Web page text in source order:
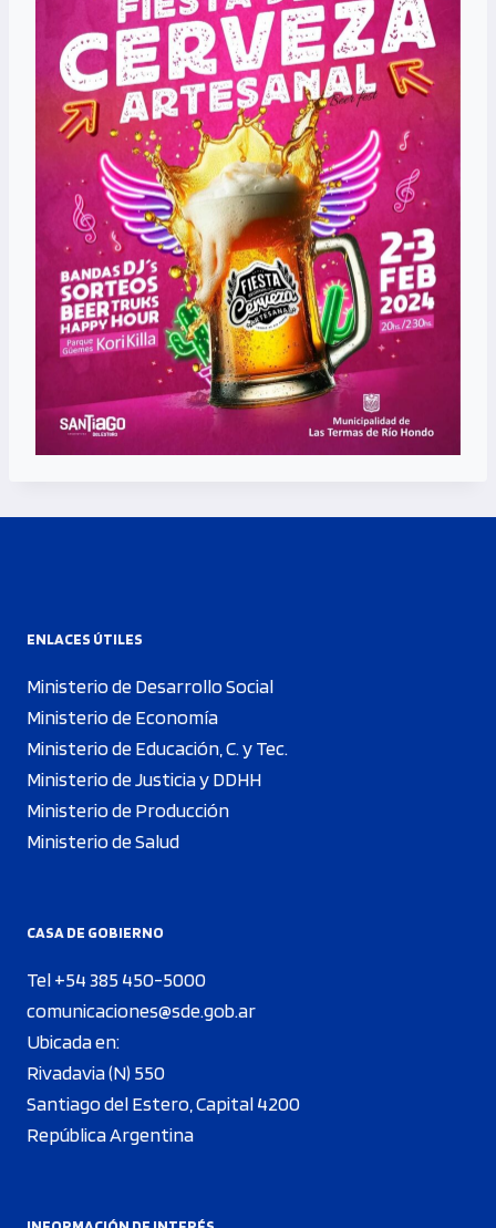
ENLACES ÚTILES
Ministerio de Desarrollo Social
Ministerio de Economía
Ministerio de Educación, C. y Tec.
Ministerio de Justicia y DDHH
Ministerio de Producción
Ministerio de Salud
CASA DE GOBIERNO
Tel +54 385 450-5000
comunicaciones@sde.gob.ar
Ubicada en:
Rivadavia (N) 550
Santiago del Estero, Capital 4200
República Argentina